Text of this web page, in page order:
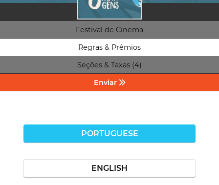
Festival de Cinema
Regras & Prêmios
Seções & Taxas (4)
Enviar
PORTUGUESE
ENGLISH